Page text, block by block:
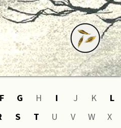
F G H I J K
L
S T U V W
X